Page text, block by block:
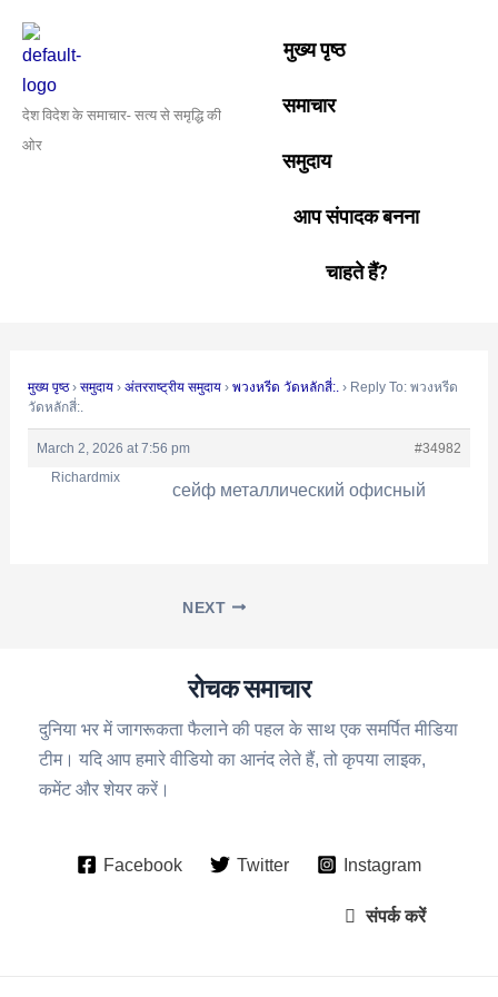
content
देश विदेश के समाचार- सत्य से समृद्धि की
ओर
मुख्य पृष्ठ
समाचार
समुदाय
आप संपादक बनना
चाहते हैं?
मुख्य पृष्ठ › समुदाय › अंतरराष्ट्रीय समुदाय › พวงหรีด วัดหลักสี่:. › Reply To: พวงหรีด
วัดหลักสี่:.
March 2, 2026 at 7:56 pm
#34982
Richardmix
сейф металлический офисный
navigation
NEXT
रोचक समाचार
दुनिया भर में जागरूकता फैलाने की पहल के साथ एक समर्पित मीडिया
टीम। यदि आप हमारे वीडियो का आनंद लेते हैं, तो कृपया लाइक,
कमेंट और शेयर करें।
Facebook Twitter Instagram
संपर्क करें